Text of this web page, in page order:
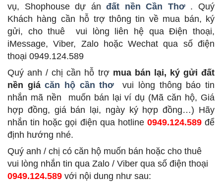
vụ, Shophouse dự ánđất nền Cần Thơ.Quý
Khách hàng cần hỗ trợ thông tin về mua bán, ký
gửi, cho thuê
vui lòng liên hệ qua Điện thoại,
iMessage, Viber, Zalo hoặc Wechat qua số điện
thoại 0949.124.589
Quý anh / chị cần hỗ trợ mua bán lại, ký gửi đất
nền giácăn hộ cần thơ vui lòng thông báo tin
nhắn mã nền
muốn bán lại ví dụ (Mã căn hộ, Giá
hợp đồng, giá bán lại, ngày ký hợp đồng…) Hãy
nhắn tin hoặc gọi điện qua hotline 0949.124.589để
định hướng nhé.
Quý anh / chị có căn hộ muốn bán hoặc cho thuê
vui lòng nhắn tin qua Zalo / Viber qua số điện thoại
0949.124.589 với nội dung như sau: